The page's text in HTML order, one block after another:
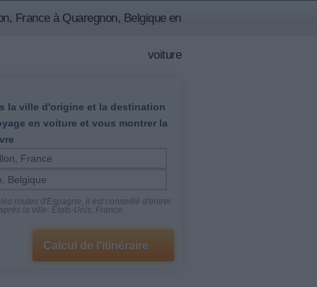
France à Quaregnon, Belgique en
voiture
la ville d'origine et la destination
en voiture et vous montrer la
routes d'Espagne, il est conseillé d'entrer
la ville: États-Unis, France,